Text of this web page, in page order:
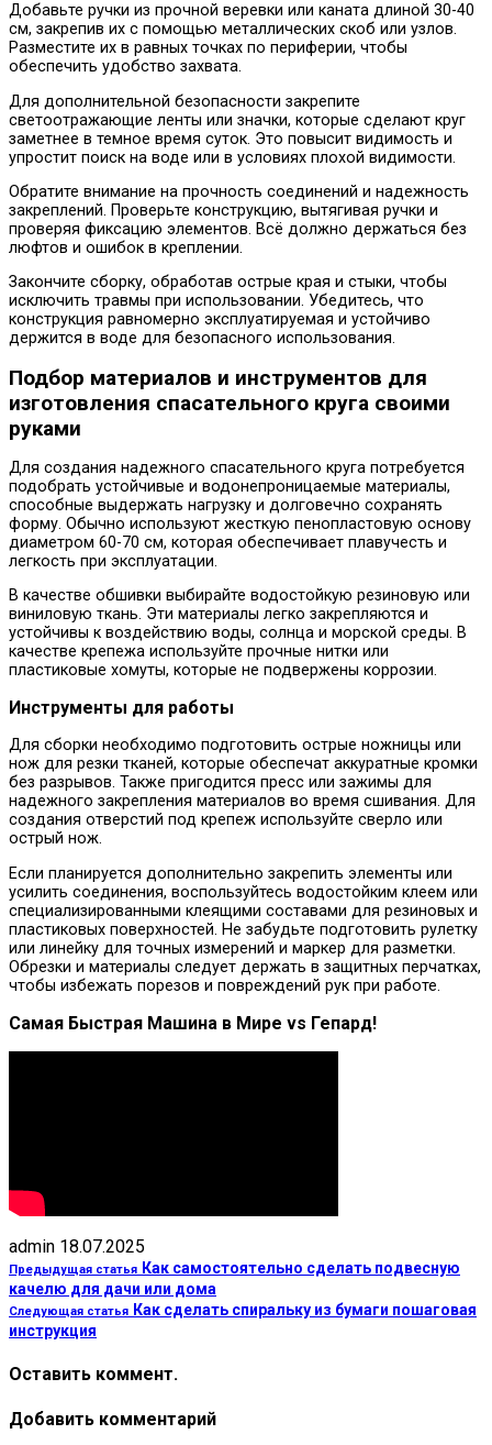
Добавьте ручки из прочной веревки или каната длиной 30-40
см, закрепив их с помощью металлических скоб или узлов.
Разместите их в равных точках по периферии, чтобы
обеспечить удобство захвата.
Для дополнительной безопасности закрепите
светоотражающие ленты или значки, которые сделают круг
заметнее в темное время суток. Это повысит видимость и
упростит поиск на воде или в условиях плохой видимости.
Обратите внимание на прочность соединений и надежность
закреплений. Проверьте конструкцию, вытягивая ручки и
проверяя фиксацию элементов. Всё должно держаться без
люфтов и ошибок в креплении.
Закончите сборку, обработав острые края и стыки, чтобы
исключить травмы при использовании. Убедитесь, что
конструкция равномерно эксплуатируемая и устойчиво
держится в воде для безопасного использования.
Подбор материалов и инструментов для
изготовления спасательного круга своими
руками
Для создания надежного спасательного круга потребуется
подобрать устойчивые и водонепроницаемые материалы,
способные выдержать нагрузку и долговечно сохранять
форму. Обычно используют жесткую пенопластовую основу
диаметром 60-70 см, которая обеспечивает плавучесть и
легкость при эксплуатации.
В качестве обшивки выбирайте водостойкую резиновую или
виниловую ткань. Эти материалы легко закрепляются и
устойчивы к воздействию воды, солнца и морской среды. В
качестве крепежа используйте прочные нитки или
пластиковые хомуты, которые не подвержены коррозии.
Инструменты для работы
Для сборки необходимо подготовить острые ножницы или
нож для резки тканей, которые обеспечат аккуратные кромки
без разрывов. Также пригодится пресс или зажимы для
надежного закрепления материалов во время сшивания. Для
создания отверстий под крепеж используйте сверло или
острый нож.
Если планируется дополнительно закрепить элементы или
усилить соединения, воспользуйтесь водостойким клеем или
специализированными клеящими составами для резиновых и
пластиковых поверхностей. Не забудьте подготовить рулетку
или линейку для точных измерений и маркер для разметки.
Обрезки и материалы следует держать в защитных перчатках,
чтобы избежать порезов и повреждений рук при работе.
Самая Быстрая Машина в Мире vs Гепард!
admin 18.07.2025
Предыдущая статья Как самостоятельно сделать подвесную
качелю для дачи или дома
Следующая статья Как сделать спиральку из бумаги пошаговая
инструкция
Оставить коммент.
Добавить комментарий